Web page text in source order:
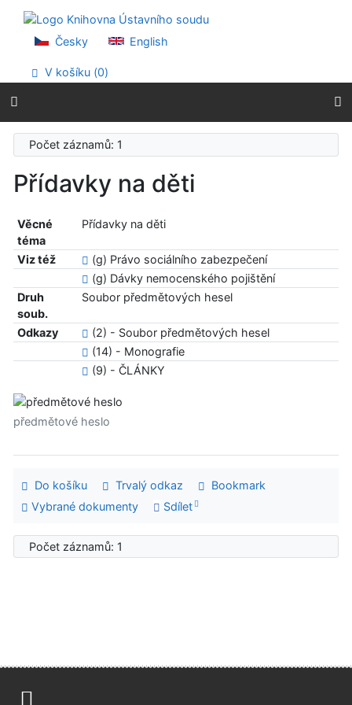
Přejít na menu
Prohlášení o webové přístupnosti
Česky English
V košíku (0)
Počet záznamů: 1
Přídavky na děti
Věcné
téma
Přídavky na děti
Viz též
(g) Právo sociálního zabezpečení
(g) Dávky nemocenského pojištění
Druh
soub.
Soubor předmětových hesel
Odkazy
(2) - Soubor předmětových hesel
(14) - Monografie
(9) - ČLÁNKY
předmětové heslo
Do košíku Trvalý odkaz
Bookmark
Vybrané dokumenty
Sdílet
Počet záznamů: 1